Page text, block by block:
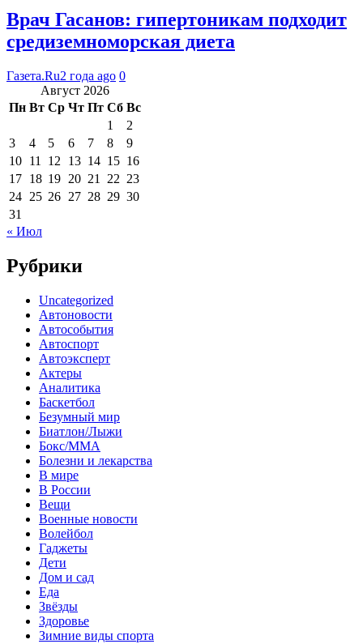
Врач Гасанов: гипертоникам подходит
средиземноморская диета
Газета.Ru2 года ago 0
Август 2026
Пн Вт Ср Чт Пт Сб Вс
1
2
3
4 5 6 7 8
9
10 11 12 13 14 15 16
17 18 19 20 21 22 23
24 25 26 27 28 29 30
31
« Июл
Рубрики
Uncategorized
Автоновости
Автособытия
Автоспорт
Автоэксперт
Актеры
Аналитика
Баскетбол
Безумный мир
Биатлон/Лыжи
Бокс/MMA
Болезни и лекарства
В мире
В России
Вещи
Военные новости
Волейбол
Гаджеты
Дети
Дом и сад
Еда
Звёзды
Здоровье
Зимние виды спорта